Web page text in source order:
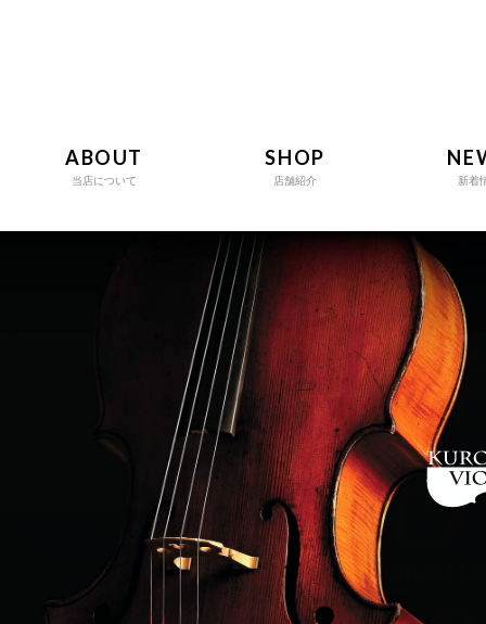
ABOUT
当店について
SHOP
店舗紹介 新着